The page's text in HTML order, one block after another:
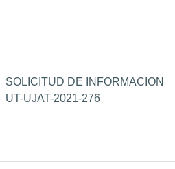
SOLICITUD DE INFORMACION
UT-UJAT-2021-276